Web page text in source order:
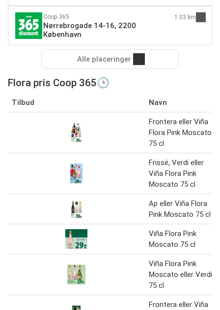
Coop 365
Nørrebrogade 14-16, 2200
København
1.03 km
Alle placeringer
Flora pris Coop 365🕒
Tilbud Navn
Frontera eller Viña
Flora Pink Moscato
75 cl
Frissé, Verdi eller
Viña Flora Pink
Moscato 75 cl
Ap eller Viña Flora
Pink Moscato 75 cl
Viña Flora Pink
Moscato 75 cl
Viña Flora Pink
Moscato eller Verdi
75 cl
Frontera eller Viña